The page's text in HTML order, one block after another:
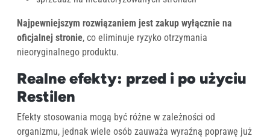
Najpewniejszym rozwiązaniem jest zakup wyłącznie na
oficjalnej stronie, co eliminuje ryzyko otrzymania
nieoryginalnego produktu.
Realne efekty: przed i po użyciu
Restilen
Efekty stosowania mogą być różne w zależności od
organizmu, jednak wiele osób zauważa wyraźną poprawę już